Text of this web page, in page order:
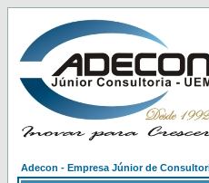
Adecon - Empresa Júnior de